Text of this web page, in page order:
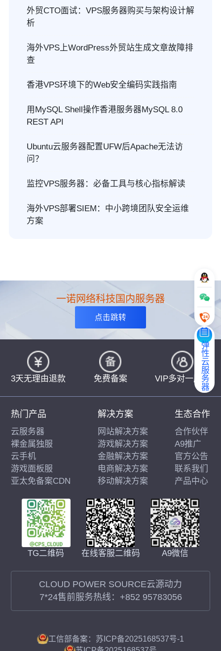
外贸CTO面试：VPS服务器购买与架构设计解
析
海外VPS上WordPress外贸站生成文章故障排
查
香港VPS环境下的Web安全编码实践指南
用MySQL Shell操作香港服务器MySQL 8.0
REST API
Ubuntu云服务器配置UFW后Apache无法访
问？
监控VPS服务器：必备工具与核心指标解读
海外VPS部署SIEM：中小跨境团队安全运维
方案
弹性云服务器
一诺网络科技国内服务器
点击跳转
3天无理由退款 免费备案 VIP多对一服务
TG二维码 在线客服二维码 A9微信
CLOUD POWER SOURCE云源动力
7*24售前服务热线： +852 95783056
热门产品
云服务器
裸金属独服
云手机
游戏面板服
亚太免备案CDN
解决方案
网站解决方案
游戏解决方案
金融解决方案
电商解决方案
移动解决方案
生态合作
合作伙伴
A9推广
官方公告
联系我们
产品中心
工信部备案：苏ICP备2025168537号-1